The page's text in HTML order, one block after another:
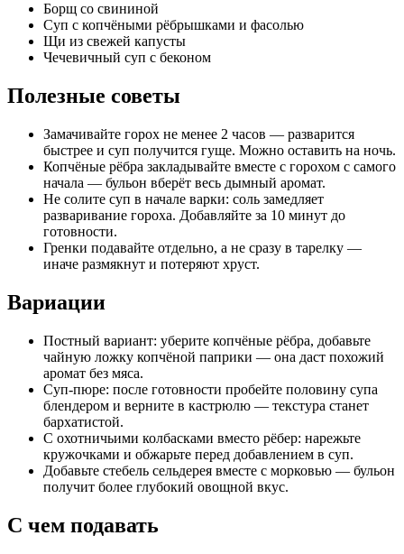
Борщ со свининой
Суп с копчёными рёбрышками и фасолью
Щи из свежей капусты
Чечевичный суп с беконом
Полезные советы
Замачивайте горох не менее 2 часов — разварится
быстрее и суп получится гуще. Можно оставить на ночь.
Копчёные рёбра закладывайте вместе с горохом с самого
начала — бульон вберёт весь дымный аромат.
Не солите суп в начале варки: соль замедляет
разваривание гороха. Добавляйте за 10 минут до
готовности.
Гренки подавайте отдельно, а не сразу в тарелку —
иначе размякнут и потеряют хруст.
Вариации
Постный вариант: уберите копчёные рёбра, добавьте
чайную ложку копчёной паприки — она даст похожий
аромат без мяса.
Суп-пюре: после готовности пробейте половину супа
блендером и верните в кастрюлю — текстура станет
бархатистой.
С охотничьими колбасками вместо рёбер: нарежьте
кружочками и обжарьте перед добавлением в суп.
Добавьте стебель сельдерея вместе с морковью — бульон
получит более глубокий овощной вкус.
С чем подавать